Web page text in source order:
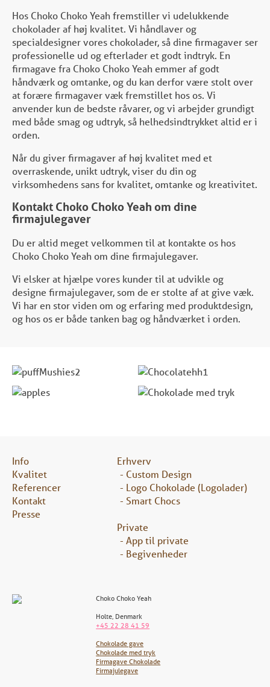
Hos Choko Choko Yeah fremstiller vi udelukkende
chokolader af høj kvalitet. Vi håndlaver og
specialdesigner vores chokolader, så dine firmagaver ser
professionelle ud og efterlader et godt indtryk. En
firmagave fra Choko Choko Yeah emmer af godt
håndværk og omtanke, og du kan derfor være stolt over
at forære firmagaver væk fremstillet hos os. Vi
anvender kun de bedste råvarer, og vi arbejder grundigt
med både smag og udtryk, så helhedsindtrykket altid er i
orden.
Når du giver firmagaver af høj kvalitet med et
overraskende, unikt udtryk, viser du din og
virksomhedens sans for kvalitet, omtanke og kreativitet.
Kontakt Choko Choko Yeah om dine
firmajulegaver
Du er altid meget velkommen til at kontakte os hos
Choko Choko Yeah om dine firmajulegaver.
Vi elsker at hjælpe vores kunder til at udvikle og
designe firmajulegaver, som de er stolte af at give væk.
Vi har en stor viden om og erfaring med produktdesign,
og hos os er både tanken bag og håndværket i orden.
Info
Kvalitet
Referencer
Kontakt
Presse
Erhverv
Custom Design
Logo Chokolade (Logolader)
Smart Chocs
Private
App til private
Begivenheder
Choko Choko Yeah
Holte Denmark
+45 22 28 41 59
Chokolade gave
Chokolade med tryk
Firmagave Chokolade
Firmajulegave